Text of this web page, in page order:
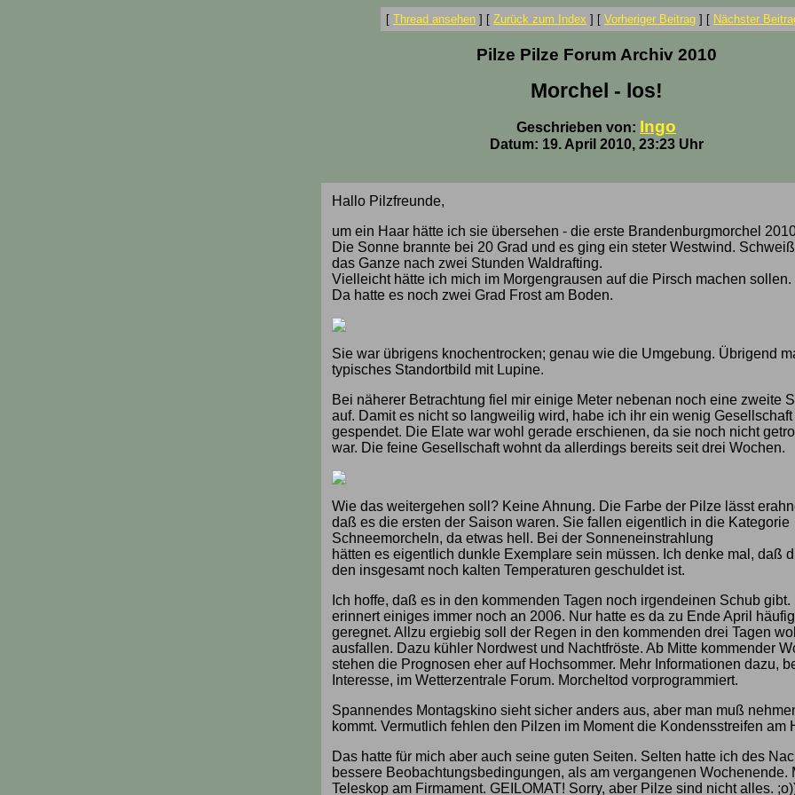
[ Thread ansehen ] [ Zurück zum Index ] [ Vorheriger Beitrag ] [ Nächster
Pilze Pilze Forum Archiv 2010
Morchel - los!
Geschrieben von: Ingo
Datum: 19. April 2010, 23:23 Uhr
Hallo Pilzfreunde,
um ein Haar hätte ich sie übersehen - die erste Brandenburgmorchel
Die Sonne brannte bei 20 Grad und es ging ein steter Westwind.
das Ganze nach zwei Stunden Waldrafting.
Vielleicht hätte ich mich im Morgengrausen auf die Pirsch machen sollen.
Da hatte es noch zwei Grad Frost am Boden.
Sie war übrigens knochentrocken; genau wie die Umgebung. Übrigend
typisches Standortbild mit Lupine.
Bei näherer Betrachtung fiel mir einige Meter nebenan noch eine zweite
auf. Damit es nicht so langweilig wird, habe ich ihr ein wenig Gesellschaft
gespendet. Die Elate war wohl gerade erschienen, da sie noch nicht
war. Die feine Gesellschaft wohnt da allerdings bereits seit drei Wochen.
Wie das weitergehen soll? Keine Ahnung. Die Farbe der Pilze lässt
daß es die ersten der Saison waren. Sie fallen eigentlich in die Kategorie
Schneemorcheln, da etwas hell. Bei der Sonneneinstrahlung
hätten es eigentlich dunkle Exemplare sein müssen. Ich denke mal, daß
den insgesamt noch kalten Temperaturen geschuldet ist.
Ich hoffe, daß es in den kommenden Tagen noch irgendeinen Schub
erinnert einiges immer noch an 2006. Nur hatte es da zu Ende April häufig
geregnet. Allzu ergiebig soll der Regen in den kommenden drei Tagen
ausfallen. Dazu kühler Nordwest und Nachtfröste. Ab Mitte kommender
stehen die Prognosen eher auf Hochsommer. Mehr Informationen dazu,
Interesse, im Wetterzentrale Forum. Morcheltod vorprogrammiert.
Spannendes Montagskino sieht sicher anders aus, aber man muß
kommt. Vermutlich fehlen den Pilzen im Moment die Kondensstreifen am
Das hatte für mich aber auch seine guten Seiten. Selten hatte ich des
bessere Beobachtungsbedingungen, als am vergangenen Wochenende.
Teleskop am Firmament. GEILOMAT! Sorry, aber Pilze sind nicht alles.